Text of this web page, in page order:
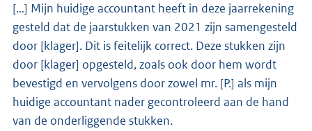
[…] Mijn huidige accountant heeft in deze jaarrekening
gesteld dat de jaarstukken van 2021 zijn samengesteld
door [klager]. Dit is feitelijk correct. Deze stukken zijn
door [klager] opgesteld, zoals ook door hem wordt
bevestigd en vervolgens door zowel mr. [P.] als mijn
huidige accountant nader gecontroleerd aan de hand
van de onderliggende stukken.